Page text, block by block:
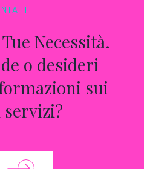
Necessità.
o desideri
sui